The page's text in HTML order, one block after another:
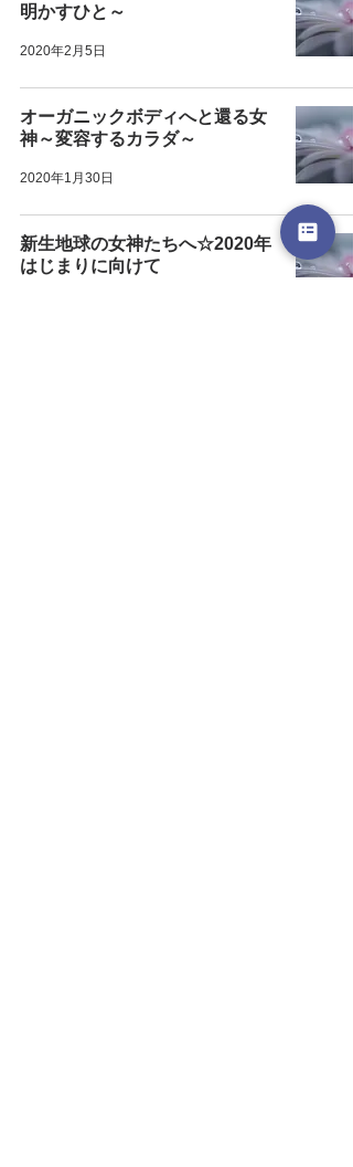
明かすひと～
2020年2月5日
オーガニックボディへと還る女
神～変容するカラダ～
2020年1月30日
新生地球の女神たちへ☆2020年
はじまりに向けて